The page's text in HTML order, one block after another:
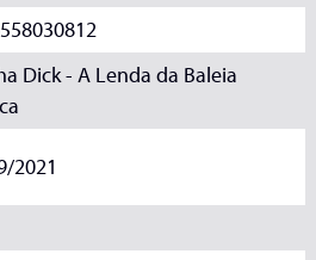
Dick - A Lenda da Baleia
2021